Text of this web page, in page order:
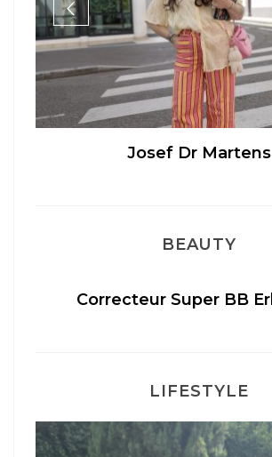
Josef Dr Martens
BEAUTY
Correcteur Super BB
LIFESTYLE